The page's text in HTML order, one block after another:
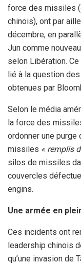
force des missiles
chinois), ont par
décembre, en
Jun comme
selon Libération.
lié à la question
obtenues par
Selon le média
la force des
ordonner une purge
missiles « remplis
silos de missiles
couvercles
engins.
Une armée en
Ces incidents ont
leadership chinois
qu’une invasion de